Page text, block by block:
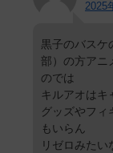
2025
黒子のバスケ
部）の方アニ
のでは
キルアオはキ
グッズやフィ
もいらん
リゼロみた